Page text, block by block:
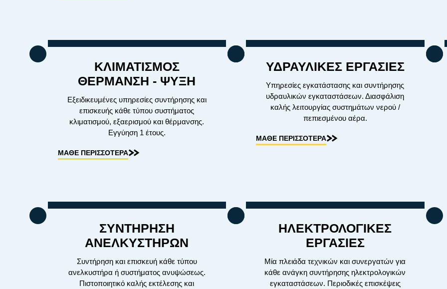
ΚΛΙΜΑΤΙΣΜΟΣ
ΘΕΡΜΑΝΣΗ - ΨΥΞΗ
Εξειδικευμένες υπηρεσίες συντήρησης και
επισκευής κάθε τύπου συστήματος
κλιματισμού, εξαερισμού και θέρμανσης.
Εγγύηση 1 έτους.
ΜΑΘΕ ΠΕΡΙΣΣΟΤΕΡΑ
ΥΔΡΑΥΛΙΚΕΣ ΕΡΓΑΣΙΕΣ
Υπηρεσίες εγκατάστασης και συντήρησης
υδραυλικών εγκαταστάσεων. Διασφάλιση
καλής λειτουργίας συστημάτων νερού /
πεπιεσμένου αέρα.
ΜΑΘΕ ΠΕΡΙΣΣΟΤΕΡΑ
ΣΥΝΤΗΡΗΣΗ
ΑΝΕΛΚΥΣΤΗΡΩΝ
Συντήρηση και επισκευή κάθε τύπου
ανελκυστήρα ή συστήματος ανυψώσεως.
Πιστοποιητικό καλής εκτέλεσης και
ΗΛΕΚΤΡΟΛΟΓΙΚΕΣ
ΕΡΓΑΣΙΕΣ
Μία πλειάδα τεχνικών και συνεργατών για
κάθε ανάγκη συντήρησης ηλεκτρολογικών
εγκαταστάσεων. Περιοδικές επισκέψεις